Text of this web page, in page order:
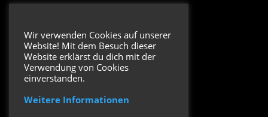
Impressum
Datenschutzerklärung
Folge uns
Wir verwenden Cookies auf unserer
Website! Mit dem Besuch dieser
Website erklärst du dich mit der
Verwendung von Cookies
einverstanden.
Weitere Informationen